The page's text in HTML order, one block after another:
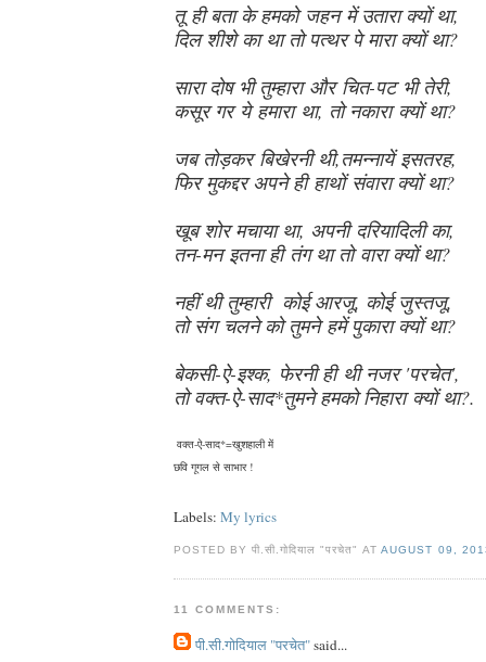
तू ही बता के हमको जहन में उतारा क्यों था,
दिल शीशे का था तो पत्थर पे मारा क्यों था?
सारा दोष भी तुम्हारा और चित-पट भी तेरी,
कसूर गर ये हमारा था, तो नकारा क्यों था?
जब तोड़कर बिखेरनी थी,तमन्नायें इसतरह,
फिर मुकद्दर अपने ही हाथों संवारा क्यों था?
खूब शोर मचाया था, अपनी दरियादिली का,
तन-मन इतना ही तंग था तो वारा क्यों था?
नहीं थी तुम्हारी कोई आरजू, कोई जुस्तजू,
तो संग चलने को तुमने हमें पुकारा क्यों था?
बेकसी-ऐ-इश्क, फेरनी ही थी नजर 'परचेत',
तो वक्त-ऐ-साद*तुमने हमको निहारा क्यों था?.
वक्त-ऐ-साद*=खुशहाली में
छवि गूगल से साभार !
Labels: My lyrics
POSTED BY पी.सी.गोदियाल "परचेत" ATAUGUST 09,
11 COMMENTS:
पी.सी.गोदियाल "परचेत"said...